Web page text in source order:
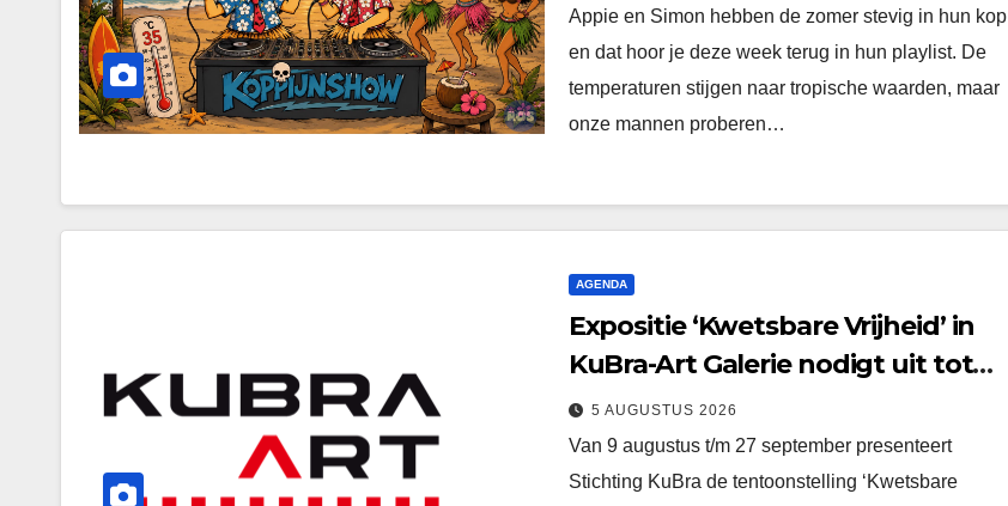
Appie en Simon hebben de zomer stevig in hun kop
en dat hoor je deze week terug in hun playlist. De
temperaturen stijgen naar tropische waarden, maar
onze mannen proberen…
AGENDA
Expositie ‘Kwetsbare Vrijheid’ in
KuBra-Art Galerie nodigt uit tot
ontmoeting en reflectie
5 AUGUSTUS 2026
Van 9 augustus t/m 27 september presenteert
Stichting KuBra de tentoonstelling ‘Kwetsbare